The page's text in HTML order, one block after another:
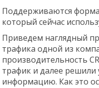
Поддерживаются
который сейчас
Приведем наглядный
трафика одной из
производительность
трафик и далее
информацию. Как это